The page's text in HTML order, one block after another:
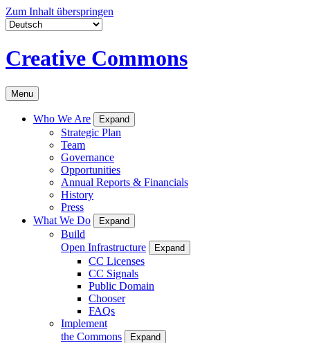
Zum Inhalt überspringen
Creative Commons
Menu
Who We Are Expand
Strategic Plan
Team
Governance
Opportunities
Annual Reports & Financials
History
Press
What We Do
Expand
Build
Open Infrastructure
Expand
CC Licenses
CC Signals
Public Domain
Chooser
FAQs
Implement
the Commons
Expand